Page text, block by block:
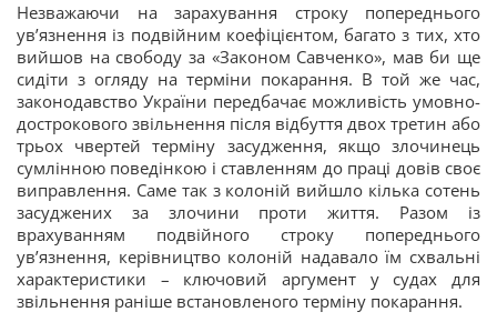
Незважаючи на зарахування строку попереднього
ув’язнення із подвійним коефіцієнтом, багато з тих, хто
вийшов на свободу за «Законом Савченко», мав би ще
сидіти з огляду на терміни покарання. В той же час,
законодавство України передбачає можливість умовно-
дострокового звільнення після відбуття двох третин або
трьох чвертей терміну засудження, якщо злочинець
сумлінною поведінкою і ставленням до праці довів своє
виправлення. Саме так з колоній вийшло кілька сотень
засуджених за злочини проти життя. Разом із
врахуванням подвійного строку попереднього
ув’язнення, керівництво колоній надавало їм схвальні
характеристики – ключовий аргумент у судах для
звільнення раніше встановленого терміну покарання.